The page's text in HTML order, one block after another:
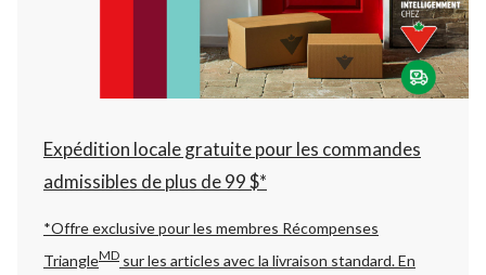
à
22:00
cliquer
pour
changer
Expédition locale gratuite pour les commandes
admissibles de plus de 99 $*
*Offre exclusive pour les membres Récompenses
TriangleMD sur les articles avec la livraison standard.En